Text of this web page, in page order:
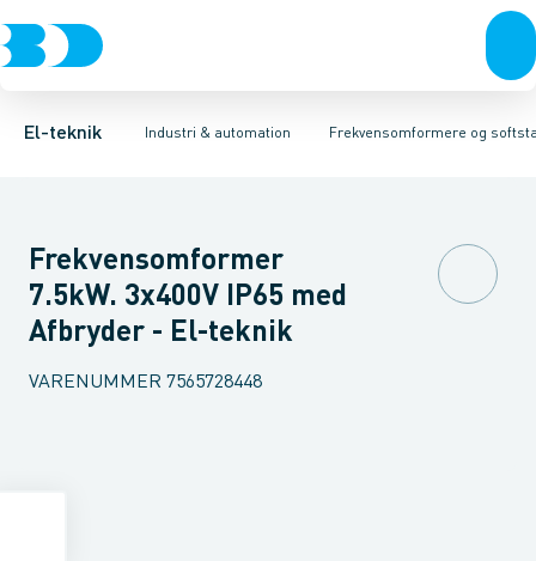
El-teknik Industri & automation
Afbrydere, stikkontakter & lampeudtagForgreningsmateriel
Frekvensomformere og
Industristiksystemer Frekvensomformere og softstartere
Frekvensomformer =˂1 kVFilter for lavspændingSoft Starter
Frekvensomformer
7.5kW. 3x400V IP65 med
Afbryder - El-teknik
VARENUMMER 7565728448